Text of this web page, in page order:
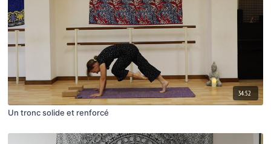
34:52
Un tronc solide et renforcé